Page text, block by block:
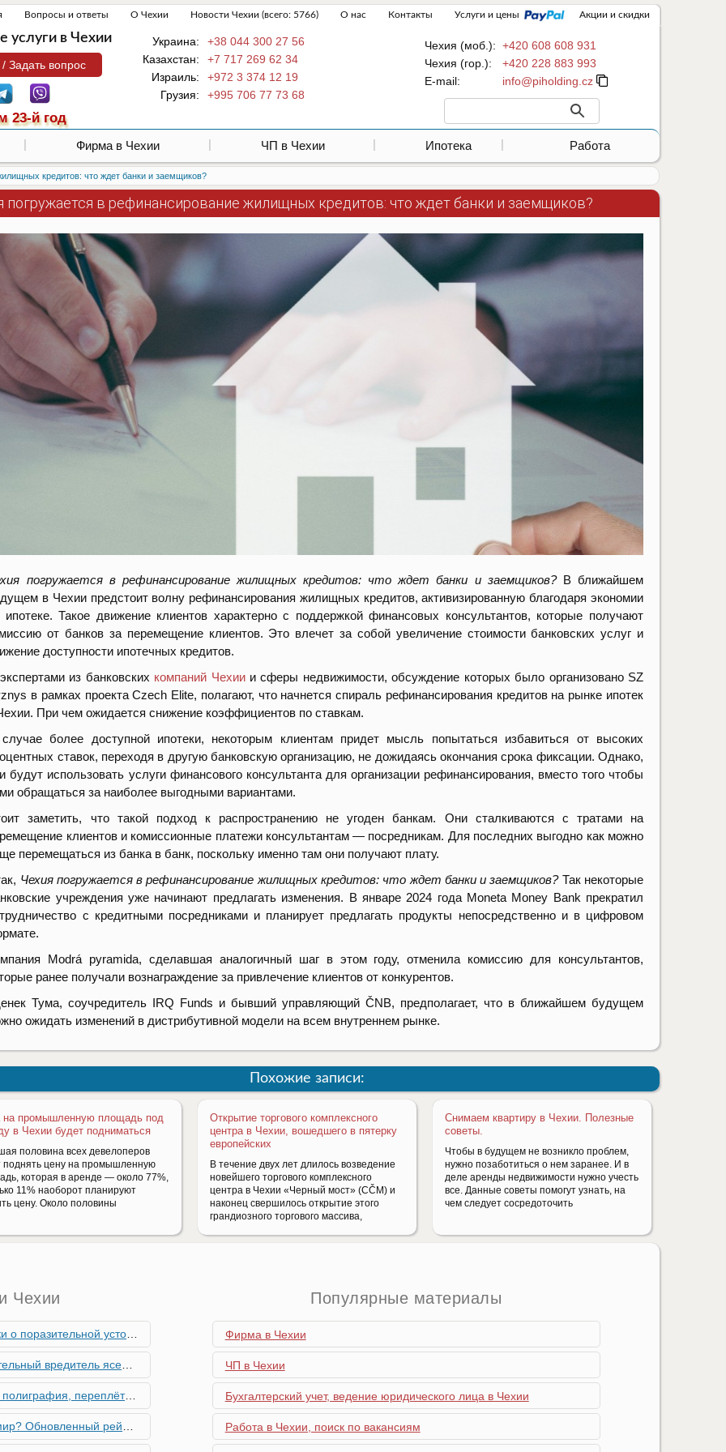
Вопросы и ответы О Чехии Новости Чехии (всего: 5766) О нас Контакты Услуги и цены Акции и скидки
Задать вопрос
23-й год
услуги в Чехии Чехия (моб.): +420 608 608 931
Чехия (гор.):
+420 228 883 993
Е-mail:
Украина:
+38 044 300 27 56
Казахстан:
+7 717 269 62 34
Израиль:
+972 3 374 12 19
Грузия:
+995 706 77 73 68
Фирма в Чехии ЧП в Чехии Ипотека Работа
кредитов: что ждет банки и заемщиков?
погружается в рефинансирование жилищных кредитов: что ждет банки и заемщиков?
погружается в рефинансирование жилищных кредитов: что ждет банки и заемщиков?В ближайшем
в Чехии предстоит волну рефинансирования жилищных кредитов, активизированную благодаря экономии
ипотеке. Такое движение клиентов характерно с поддержкой финансовых консультантов, которые получают
от банков за перемещение клиентов. Это влечет за собой увеличение стоимости банковских услуг и
доступности ипотечных кредитов.
из банковских компаний Чехиии сферы недвижимости, обсуждение которых было организовано SZ
в рамках проекта Czech Elite, полагают, что начнется спираль рефинансирования кредитов на рынке ипотек
При чем ожидается снижение коэффициентов по ставкам.
более доступной ипотеки, некоторым клиентам придет мысль попытаться избавиться от высоких
ставок, переходя в другую банковскую организацию, не дожидаясь окончания срока фиксации. Однако,
будут использовать услуги финансового консультанта для организации рефинансирования, вместо того чтобы
обращаться за наиболее выгодными вариантами.
заметить, что такой подход к распространению не угоден банкам. Они сталкиваются с тратами на
клиентов и комиссионные платежи консультантам — посредникам. Для последних выгодно как можно
перемещаться из банка в банк, поскольку именно там они получают плату.
Чехия погружается в рефинансирование жилищных кредитов: что ждет банки и заемщиков?Так некоторые
учреждения уже начинают предлагать изменения. В январе 2024 года Moneta Money Bank прекратил
с кредитными посредниками и планирует предлагать продукты непосредственно и в цифровом
Modrá pyramida, сделавшая аналогичный шаг в этом году, отменила комиссию для консультантов,
ранее получали вознаграждение за привлечение клиентов от конкурентов.
Тума, соучредитель IRQ Funds и бывший управляющий ČNB, предполагает, что в ближайшем будущем
ожидать изменений в дистрибутивной модели на всем внутреннем рынке.
Похожие записи:
на промышленную площадь под
в Чехии будет подниматься
половина всех девелоперов
поднять цену на промышленную
которая в аренде — около 77%,
11% наоборот планируют
цену. Около половины
Открытие торгового комплексного
центра в Чехии, вошедшего в пятерку
европейских
В течение двух лет длилось возведение
новейшего торгового комплексного
центра в Чехии «Черный мост» (CČM) и
наконец свершилось открытие этого
грандиозного торгового массива,
Снимаем квартиру в Чехии. Полезные
советы.
Чтобы в будущем не возникло проблем,
нужно позаботиться о нем заранее. И в
деле аренды недвижимости нужно учесть
все. Данные советы помогут узнать, на
чем следует сосредоточить
Чехии
устойчивости экономики Чехии
к Чехии, необходима бдительность граждан
работы в Чехии - простая лицензия №14
глобальной мобильности 2026 года
Популярные материалы
Фирма в Чехии
ЧП в Чехии
Бухгалтерский учет, ведение юридического лица в Чехии
Работа в Чехии, поиск по вакансиям